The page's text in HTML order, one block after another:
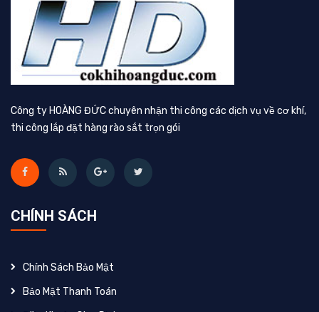
Công ty HOÀNG ĐỨC chuyên nhận thi công các dịch vụ về cơ khí,
thi công lắp đặt hàng rào sắt trọn gói
CHÍNH SÁCH
Chính Sách Bảo Mật
Bảo Mật Thanh Toán